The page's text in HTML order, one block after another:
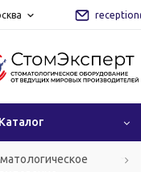
Каталог